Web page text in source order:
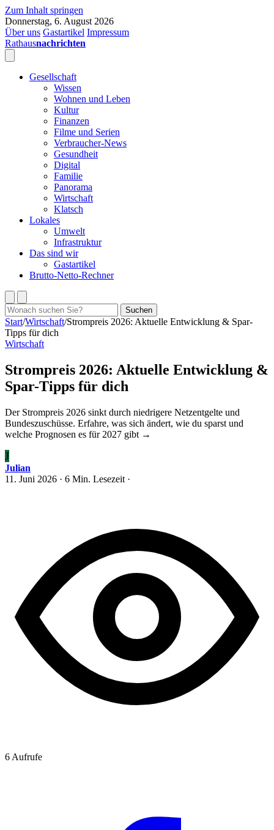
Zum Inhalt springen
Donnerstag, 6. August 2026
Über uns Gastartikel Impressum
Rathausnachrichten
Gesellschaft
Wissen
Wohnen und Leben
Kultur
Finanzen
Filme und Serien
Verbraucher-News
Gesundheit
Digital
Familie
Panorama
Wirtschaft
Klatsch
Lokales
Umwelt
Infrastruktur
Das sind wir
Gastartikel
Brutto-Netto-Rechner
Suchen
nach:
Suchen
Start/Wirtschaft/Strompreis 2026: Aktuelle Entwicklung & Spar-
Tipps für dich
Wirtschaft
Strompreis 2026: Aktuelle Entwicklung &
Spar-Tipps für dich
Der Strompreis 2026 sinkt durch niedrigere Netzentgelte und
Bundeszuschüsse. Erfahre, was sich ändert, wie du sparst und
welche Prognosen es für 2027 gibt →
J
Julian
11. Juni 2026 · 6 Min. Lesezeit ·
6 Aufrufe